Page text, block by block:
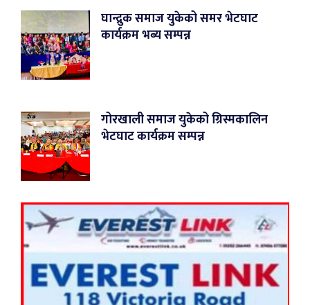
घान्द्रुक समाज युकेको समर भेटघाट
कार्यक्रम भब्य सम्पन्न
गोरखाली समाज युकेको ग्रिस्मकालिन
भेटघाट कार्यक्रम सम्पन्न